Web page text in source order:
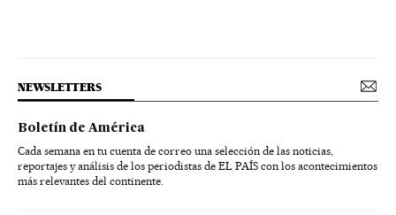
NEWSLETTERS
Boletín de América
Cada semana en tu cuenta de correo una selección de las noticias,
reportajes y análisis de los periodistas de EL PAÍS con los acontecimientos
más relevantes del continente.